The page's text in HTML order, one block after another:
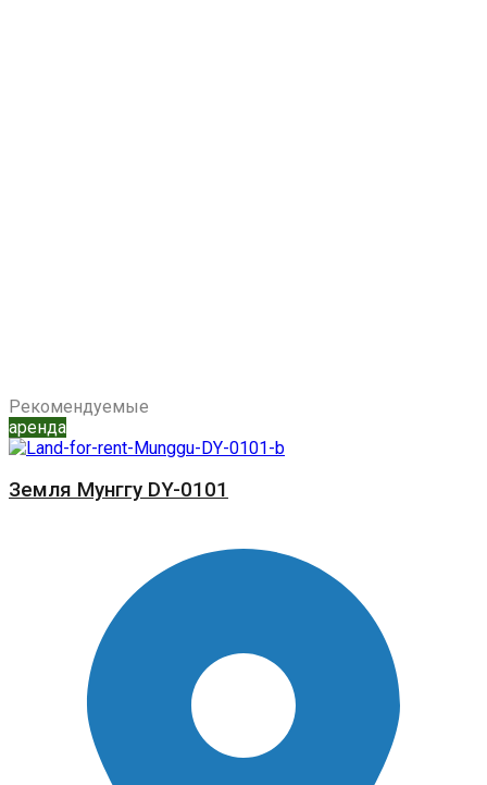
Рекомендуемые
аренда
Земля Мунггу DY-0101